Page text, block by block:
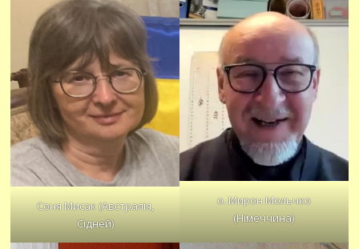
Соня Мисак (Австралія,
Сідней)
о. Мирон Мольчко
(Німеччина)